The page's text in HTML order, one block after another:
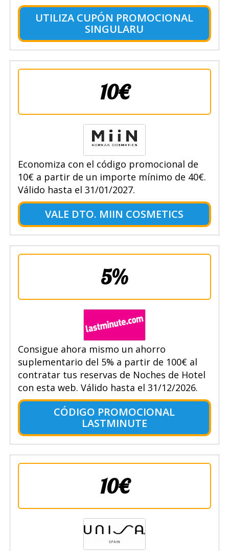
UTILIZA CUPÓN PROMOCIONAL
SINGULARU
10€
Economiza con el código promocional de
10€ a partir de un importe mínimo de 40€.
Válido hasta el 31/01/2027.
VALE DTO. MIIN COSMETICS
5%
Consigue ahora mismo un ahorro
suplementario del 5% a partir de 100€ al
contratar tus reservas de Noches de Hotel
con esta web. Válido hasta el 31/12/2026.
CÓDIGO PROMOCIONAL
LASTMINUTE
10€